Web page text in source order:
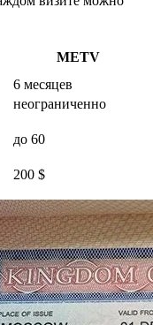
METV
6 месяцев
неограниченно
до 60
200 $